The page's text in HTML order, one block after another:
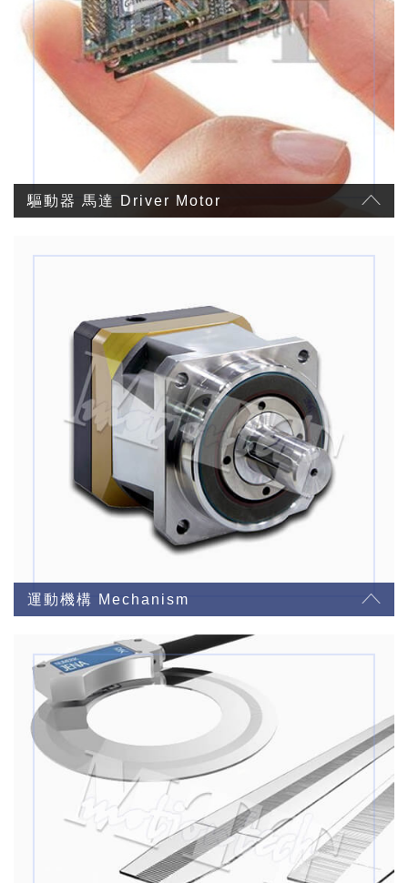
驅動器 馬達 Driver Motor
全閉迴路步進馬達
二相步進馬達
二相微步進驅動器
運動機構 Mechanism
精密齒輪減速機
精密線性定位平台
精密平台-雙軸中空型
滑座
Daedal 定位平台